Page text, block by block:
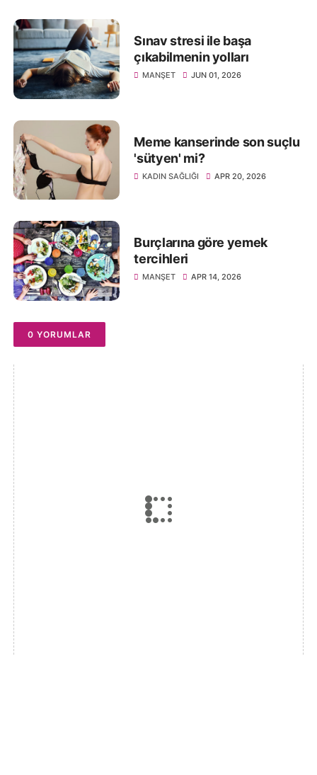
Sınav stresi ile başa
çıkabilmenin yolları
MANŞET JUN 01, 2026
Meme kanserinde son suçlu
'sütyen' mi?
KADIN SAĞLIĞI APR 20, 2026
Burçlarına göre yemek
tercihleri
MANŞET APR 14, 2026
0 YORUMLAR